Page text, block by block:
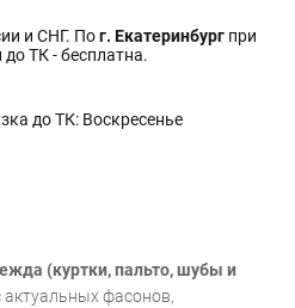
и СНГ. Пог. Екатеринбург при
до ТК - бесплатна.
до ТК: Воскресенье
(куртки, пальто, шубы и
актуальных фасонов,